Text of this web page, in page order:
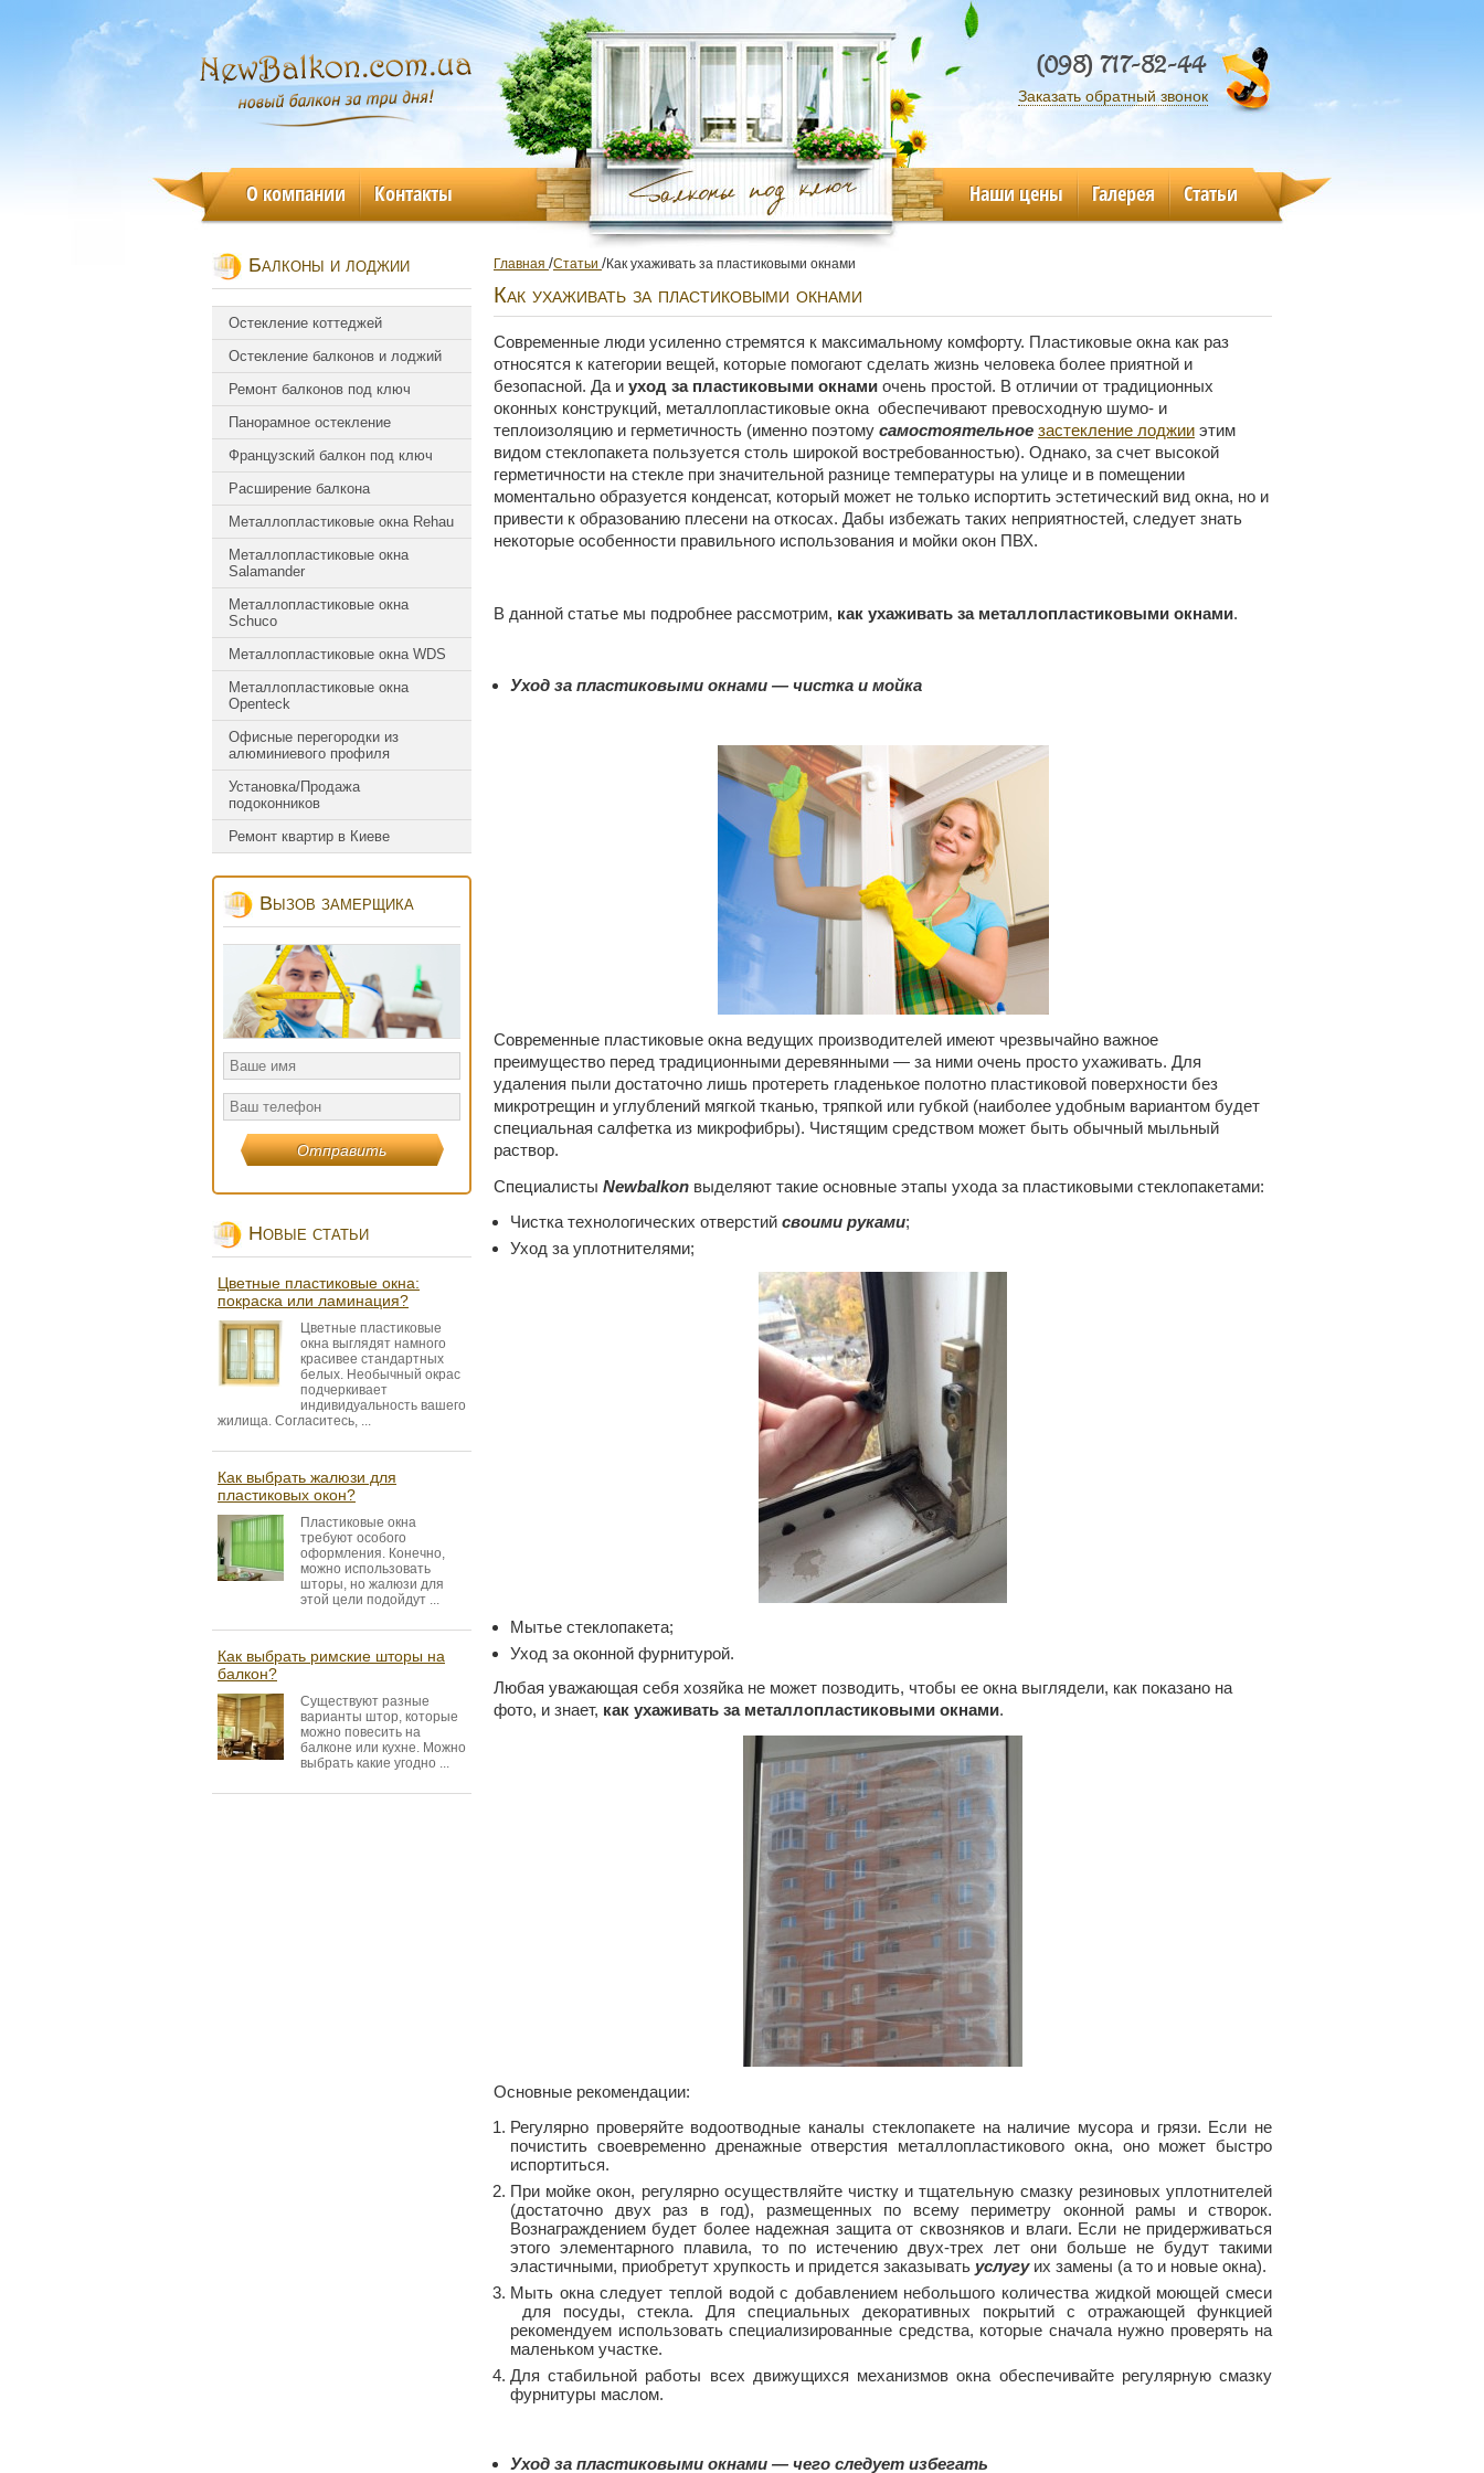
(098) 717-82-44
Заказать обратный звонок
О компании Контакты Наши цены Галерея Статьи
Главная /Статьи /Как ухаживать за пластиковыми окнами
Как ухаживать за пластиковыми окнами
Современные люди усиленно стремятся к максимальному комфорту. Пластиковые окна как раз
относятся к категории вещей, которые помогают сделать жизнь человека более приятной и
безопасной. Да и уход за пластиковыми окнами очень простой. В отличии от традиционных
оконных конструкций, металлопластиковые окна обеспечивают превосходную шумо- и
теплоизоляцию и герметичность (именно поэтому самостоятельное застекление лоджии этим
видом стеклопакета пользуется столь широкой востребованностью). Однако, за счет высокой
герметичности на стекле при значительной разнице температуры на улице и в помещении
моментально образуется конденсат, который может не только испортить эстетический вид окна, но и
привести к образованию плесени на откосах. Дабы избежать таких неприятностей, следует знать
некоторые особенности правильного использования и мойки окон ПВХ.
В данной статье мы подробнее рассмотрим, как ухаживать за металлопластиковыми окнами.
Уход за пластиковыми окнами — чистка и мойка
Современные пластиковые окна ведущих производителей имеют чрезвычайно важное
преимущество перед традиционными деревянными — за ними очень просто ухаживать. Для
удаления пыли достаточно лишь протереть гладенькое полотно пластиковой поверхности без
микротрещин и углублений мягкой тканью, тряпкой или губкой (наиболее удобным вариантом будет
специальная салфетка из микрофибры). Чистящим средством может быть обычный мыльный
раствор.
Специалисты Newbalkon выделяют такие основные этапы ухода за пластиковыми стеклопакетами:
Чистка технологических отверстий своими руками;
Уход за уплотнителями;
Мытье стеклопакета;
Уход за оконной фурнитурой.
Любая уважающая себя хозяйка не может позводить, чтобы ее окна выглядели, как показано на
фото, и знает, как ухаживать за металлопластиковыми окнами.
Основные рекомендации:
Регулярно проверяйте водоотводные каналы стеклопакете на наличие мусора и грязи. Если не
почистить своевременно дренажные отверстия металлопластикового окна, оно может быстро
испортиться.
При мойке окон, регулярно осуществляйте чистку и тщательную смазку резиновых уплотнителей
(достаточно двух раз в год), размещенных по всему периметру оконной рамы и створок.
Вознаграждением будет более надежная защита от сквозняков и влаги. Если не придерживаться
этого элементарного плавила, то по истечению двух-трех лет они больше не будут такими
эластичными, приобретут хрупкость и придется заказывать услугуих замены (а то и новые окна).
Мыть окна следует теплой водой с добавлением небольшого количества жидкой моющей смеси
для посуды, стекла. Для специальных декоративных покрытий с отражающей функцией
рекомендуем использовать специализированные средства, которые сначала нужно проверять на
маленьком участке.
Для стабильной работы всех движущихся механизмов окна обеспечивайте регулярную смазку
фурнитуры маслом.
Уход за пластиковыми окнами — чего следует избегать
Балконы и лоджии
Остекление коттеджей
Остекление балконов и лоджий
Ремонт балконов под ключ
Панорамное остекление
Французский балкон под ключ
Расширение балкона
Металлопластиковые окна Rehau
Металлопластиковые окна
Salamander
Металлопластиковые окна
Schuco
Металлопластиковые окна WDS
Металлопластиковые окна
Оpenteck
Офисные перегородки из
алюминиевого профиля
Установка/Продажа
подоконников
Ремонт квартир в Киеве
Вызов замерщика
Новые статьи
Цветные пластиковые окна:
покраска или ламинация?
Цветные пластиковые
окна выглядят намного
красивее стандартных
белых. Необычный окрас
подчеркивает
индивидуальность вашего
жилища. Согласитесь, ...
Как выбрать жалюзи для
пластиковых окон?
Пластиковые окна
требуют особого
оформления. Конечно,
можно использовать
шторы, но жалюзи для
этой цели подойдут ...
Как выбрать римские шторы на
балкон?
Существуют разные
варианты штор, которые
можно повесить на
балконе или кухне. Можно
выбрать какие угодно ...